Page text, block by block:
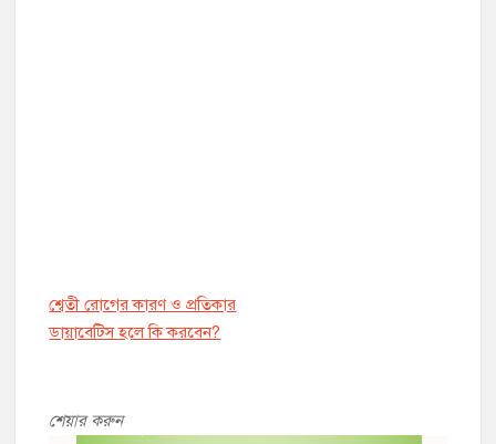
শ্বেতী রোগের কারণ ও প্রতিকার
ডায়াবেট্সি হলে কি করবেন?
শেয়ার করুন